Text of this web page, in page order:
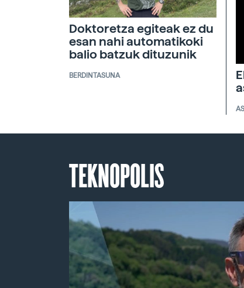
Doktoretza egiteak ez du
esan nahi automatikoki
balio batzuk dituzunik
BERDINTASUNA
TEKNOPOLIS